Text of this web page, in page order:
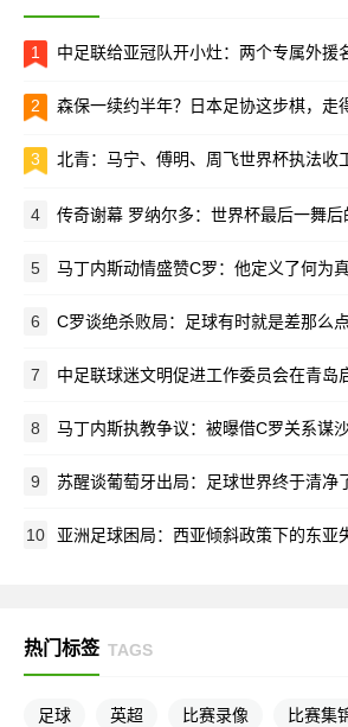
1 中足联给亚冠队开小灶：两个专属外援
2 森保一续约半年？日本足协这步棋，走
3 北青：马宁、傅明、周飞世界杯执法收
4 传奇谢幕 罗纳尔多：世界杯最后一舞
5 马丁内斯动情盛赞C罗：他定义了何为
6 C罗谈绝杀败局：足球有时就是差那么点运气
7 中足联球迷文明促进工作委员会在青岛启航
8 马丁内斯执教争议：被曝借C罗关系谋沙特帅
9 苏醒谈葡萄牙出局：足球世界终于清净了
10 亚洲足球困局：西亚倾斜政策下的东亚
热门标签 TAGS
足球 英超 比赛录像 比赛集